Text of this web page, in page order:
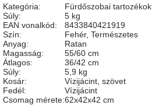
Tervezés
Valentin-
nap
Szent
Patrik
Kategória:
Fürdőszobai tartozékok
Súly:
5 kg
EAN vonalkód:
8433840421919
Szín: Fehér, Természetes
Anyag:
Ratan
Magasság:
55/60 cm
Átlagos:
36/42 cm
Súly:
5,9 kg
Kosár:
Vízijácint, szövet
Fedél:
Vízijácint
Csomag mérete:62x42x42 cm